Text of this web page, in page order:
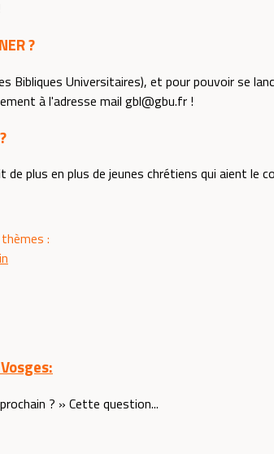
?
Bibliques Universitaires), et pour pouvoir se
à l'adresse mail gbl@gbu.fr !
plus en plus de jeunes chrétiens qui aient le
:
? » Cette question...